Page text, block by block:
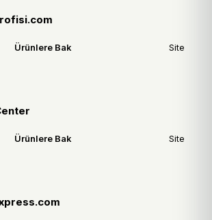
Ürünlere Bak Site
Ürünlere Bak Site